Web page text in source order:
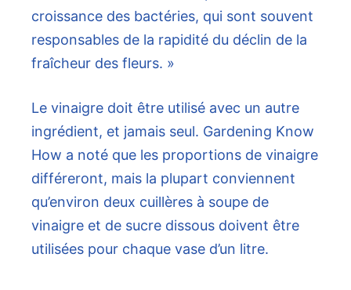
croissance des bactéries, qui sont souvent
responsables de la rapidité du déclin de la
fraîcheur des fleurs. »
Le vinaigre doit être utilisé avec un autre
ingrédient, et jamais seul. Gardening Know
How a noté que les proportions de vinaigre
différeront, mais la plupart conviennent
qu’environ deux cuillères à soupe de
vinaigre et de sucre dissous doivent être
utilisées pour chaque vase d’un litre.